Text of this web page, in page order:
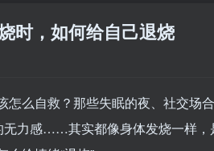
时，如何给自己退烧
怎么自救？那些失眠的夜、社交场
无力感……其实都像身体发烧一样，